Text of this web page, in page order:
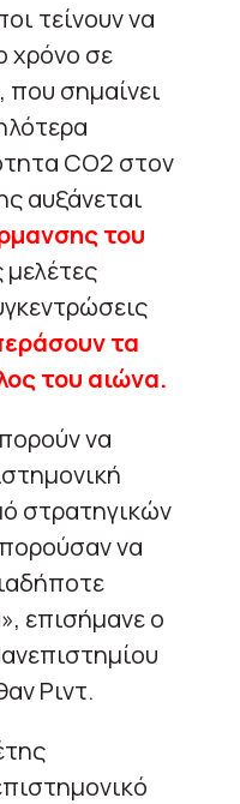
τείνουν να
χρόνο σε
σημαίνει
CO2 στον
αυξάνεται
του
τα
του αιώνα.
να
στρατηγικών
να
επισήμανε ο
Ριντ.